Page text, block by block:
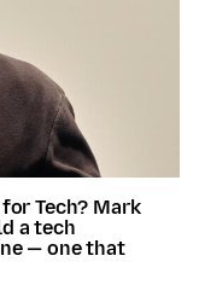
Tech? Mark
a tech
— one that